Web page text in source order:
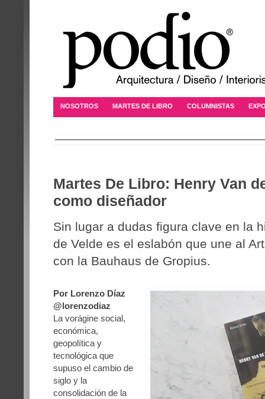
NOSOTROS MARTES DE LIBRO COLUMNISTAS
Martes De Libro: Henry Van
como diseñador
Sin lugar a dudas figura clave en la
de Velde es el eslabón que une al
con la Bauhaus de Gropius.
Por Lorenzo Díaz
@lorenzodiaz
La vorágine social,
económica,
geopolítica y
tecnológica que
supuso el cambio de
siglo y la
consolidación de la